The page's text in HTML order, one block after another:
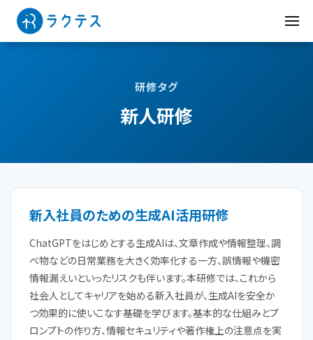
研修タグ
新人研修
新入社員のための生成AI活用研修
ChatGPTをはじめとする生成AIは、文章作成や情報整理、調
べ物などの日常業務を大きく効率化する一方、誤情報や機密
情報漏えいといったリスクも伴います。本研修では、これから
社会人としてキャリアを始める新入社員が、生成AIを安全か
つ効果的に使いこなす基礎を学びます。基本的な仕組みとプ
ロンプトの作り方、情報セキュリティや著作権上の注意点を実